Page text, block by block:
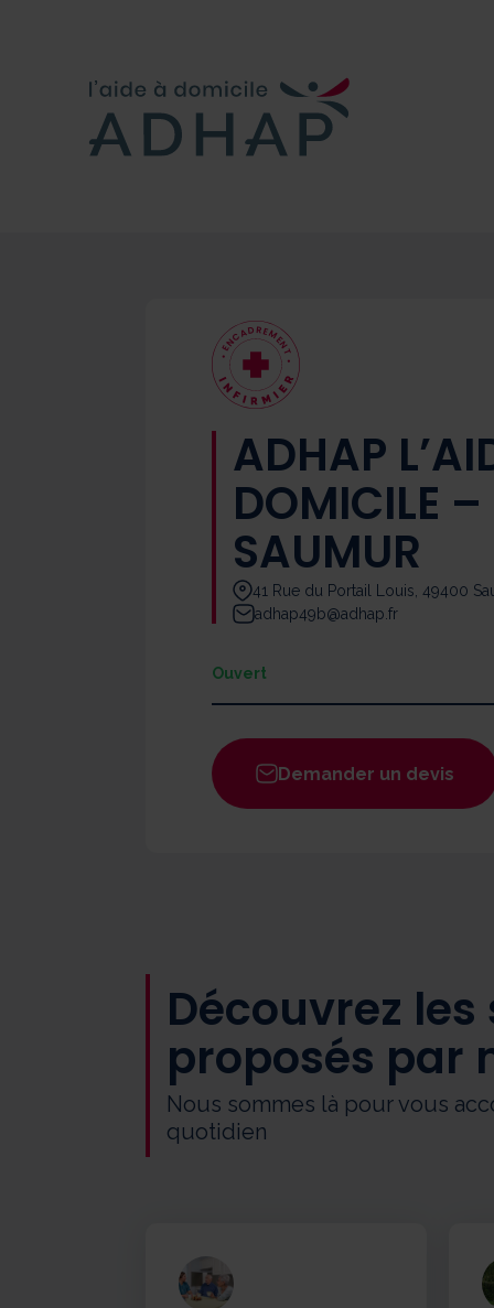
•
EN
CADREME
NT
•
ADHAP
DOMICILE –
SAUMUR
41 Rue du Portail Louis, 49400
adhap49b@adhap.fr
Ouvert
Mardi
Mercredi
Jeudi
Demander un devis
Découvrez
proposés par
Nous sommes là pour vous
quotidien